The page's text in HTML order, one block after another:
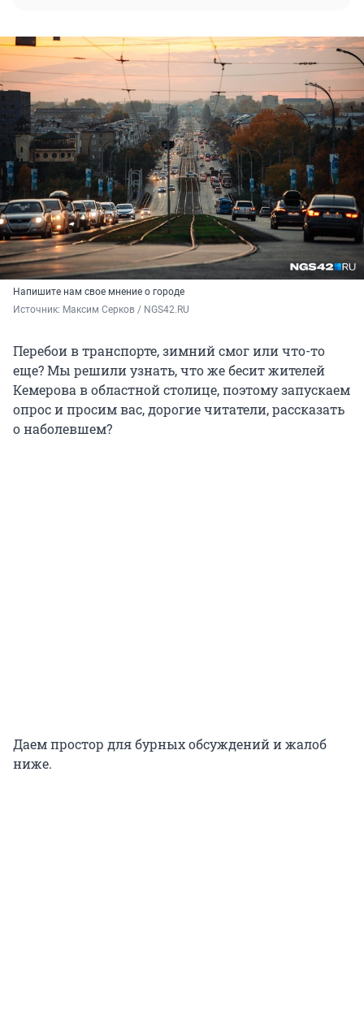
Напишите нам свое мнение о городе
Источник: Максим Серков / NGS42.RU
Перебои в транспорте, зимний смог или что-то
еще? Мы решили узнать, что же бесит жителей
Кемерова в областной столице, поэтому запускаем
опрос и просим вас, дорогие читатели, рассказать
о наболевшем?
Даем простор для бурных обсуждений и жалоб
ниже.